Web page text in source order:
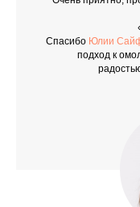
Спасибо Юлии
подход к